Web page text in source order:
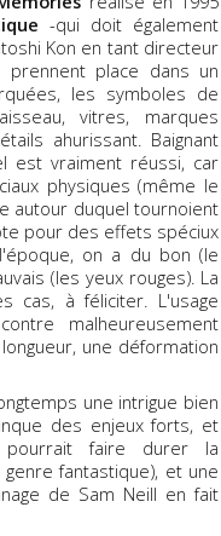
-qui doit également
Kon en tant directeur
prennent place dans un
les symboles de
vitres, marques
ahurissant. Baignant
est vraiment réussi, car
physiques (même le
autour duquel tournoient
pour des effets spéciux
on a du bon (le
(les yeux rouges). La
cas, à féliciter. L'usage
malheureusement
une déformation
une intrigue bien
des enjeux forts, et
faire durer la
fantastique), et une
de Sam Neill en fait